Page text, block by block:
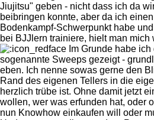
Jiujitsu" geben - nicht dass ich da
beibringen konnte, aber da ich
Bodenkampf-Schwerpunkt habe
bei BJJlern trainiere, hielt man mich
Im Grunde habe
sogenannte Sweeps gezeigt -
eben. Ich nenne sowas gerne den
Rand des eigenen Tellers in die
herzlich trübe ist. Ohne damit jetzt
wollen, wer was erfunden hat, oder
nun Knowhow einkaufen will oder